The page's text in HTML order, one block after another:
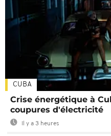
CUBA
Crise énergétique à
coupures d'électricité
Il y a 3 heures